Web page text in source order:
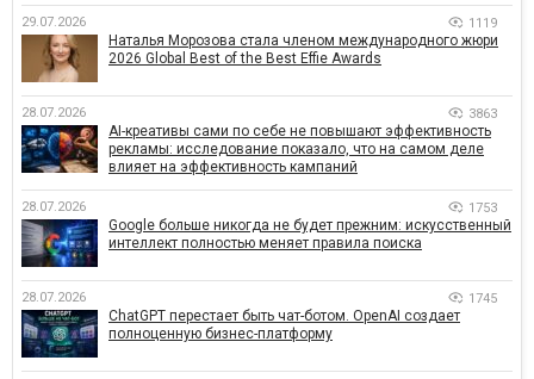
29.07.2026 1119
Наталья Морозова стала членом международного жюри
2026 Global Best of the Best Effie Awards
28.07.2026 3863
AI-креативы сами по себе не повышают эффективность
рекламы: исследование показало, что на самом деле
влияет на эффективность кампаний
28.07.2026 1753
Google больше никогда не будет прежним: искусственный
интеллект полностью меняет правила поиска
28.07.2026 1745
ChatGPT перестает быть чат-ботом. OpenAI создает
полноценную бизнес-платформу